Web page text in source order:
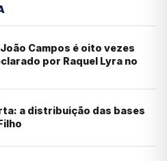
Campos é oito vezes
por Raquel Lyra no
a distribuição das bases